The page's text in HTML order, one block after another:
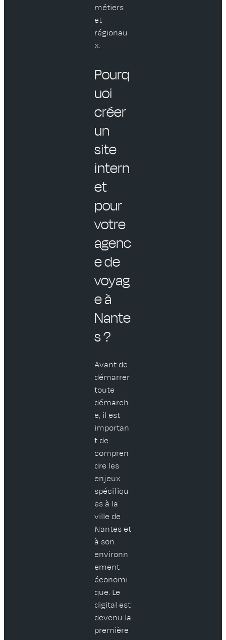
métiers
et
régionau
x.
Pourq
uoi
créer
un
site
intern
et
pour
votre
agenc
e de
voyag
e à
Nante
s ?
Avant de
démarrer
toute
démarch
e, il est
importan
t de
compren
dre les
enjeux
spécifiqu
es à la
ville de
Nantes et
à son
environn
ement
économi
que. Le
digital est
devenu la
première